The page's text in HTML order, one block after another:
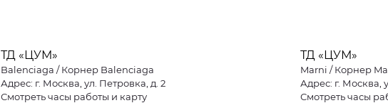
ТД «ЦУМ»
Balenciaga / Корнер Balenciaga
Адрес: г. Москва, ул. Петровка, д. 2
Смотреть часы работы и карту
ТД «ЦУМ»
Marni / Корнер
Адрес: г. Москва,
Смотреть часы